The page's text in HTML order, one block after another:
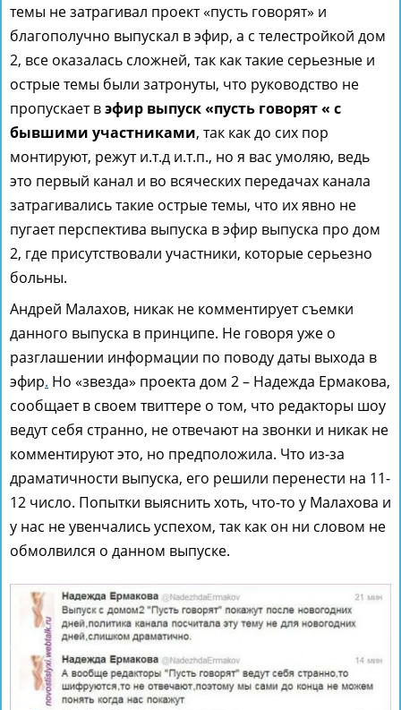
темы не затрагивал проект «пусть говорят» и
благополучно выпускал в эфир, а с телестройкой дом
2, все оказалась сложней, так как такие серьезные и
острые темы были затронуты, что руководство не
пропускает вэфир выпуск «пусть говорят « с
бывшими участниками, так как до сих пор
монтируют, режут и.т.д и.т.п., но я вас умоляю, ведь
это первый канал и во всяческих передачах канала
затрагивались такие острые темы, что их явно не
пугает перспектива выпуска в эфир выпуска про дом
2, где присутствовали участники, которые серьезно
больны.
Андрей Малахов, никак не комментирует съемки
данного выпуска в принципе. Не говоря уже о
разглашении информации по поводу даты выхода в
эфир. Но «звезда» проекта дом 2 – Надежда Ермакова,
сообщает в своем твиттере о том, что редакторы шоу
ведут себя странно, не отвечают на звонки и никак не
комментируют это, но предположила. Что из-за
драматичности выпуска, его решили перенести на 11-
12 число. Попытки выяснить хоть, что-то у Малахова и
у нас не увенчались успехом, так как он ни словом не
обмолвился о данном выпуске.